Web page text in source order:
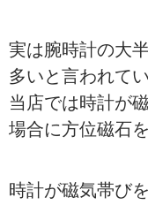
実は腕時計の大
多いと言われてい
当店では時計が
場合に方位磁石
時計が磁気帯び